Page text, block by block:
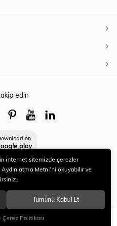
EKLE
edin
on
play
hakları saklıdır.
internet sitemizde çerezler
Metni’ni okuyabilir ve
Tümünü Kabul Et
Çerez Politikası